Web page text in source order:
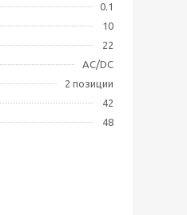
0.1
10
22
AC/DC
2 позиции
42
48